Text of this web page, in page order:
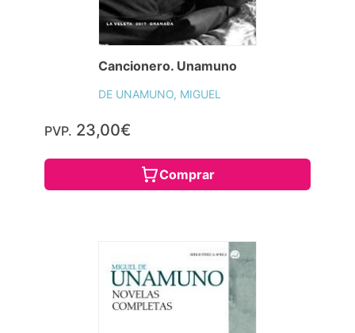
Cancionero. Unamuno
DE UNAMUNO, MIGUEL
PVP. 23,00€
Comprar